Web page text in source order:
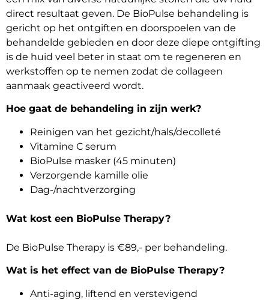
direct resultaat geven. De BioPulse behandeling is
gericht op het ontgiften en doorspoelen van de
behandelde gebieden en door deze diepe ontgifting
is de huid veel beter in staat om te regeneren en
werkstoffen op te nemen zodat de collageen
aanmaak geactiveerd wordt.
Hoe gaat de behandeling in zijn werk?
Reinigen van het gezicht/hals/decolleté
Vitamine C serum
BioPulse masker (45 minuten)
Verzorgende kamille olie
Dag-/nachtverzorging
Wat kost een BioPulse Therapy?
De BioPulse Therapy is €89,- per behandeling.
Wat is het effect van de BioPulse Therapy?
Anti-aging, liftend en verstevigend